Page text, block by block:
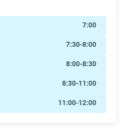
7:00
7:30-8:00
8:00-8:30
8:30-11:00
11:00-12:00